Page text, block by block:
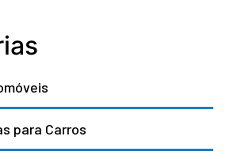
para Carros